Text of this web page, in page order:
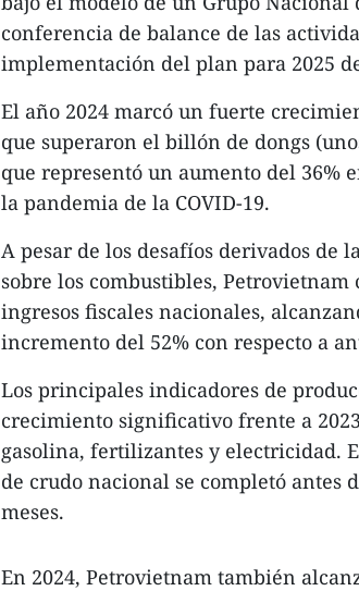
conferencia de balance de las
implementación del plan para 2025
El año 2024 marcó un fuerte
que superaron el billón de dongs
que representó un aumento del 36%
la pandemia de la COVID-19.
A pesar de los desafíos derivados de
sobre los combustibles,
ingresos fiscales nacionales,
incremento del 52% con respecto a
Los principales indicadores de
crecimiento significativo frente a
gasolina, fertilizantes y electricidad.
de crudo nacional se completó antes
meses.
En 2024, Petrovietnam también